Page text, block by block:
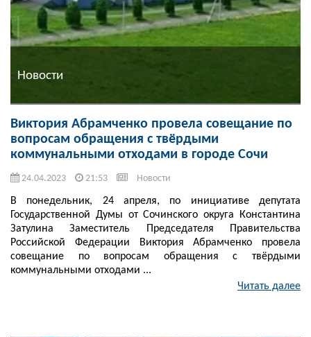
Новости
Виктория Абрамченко провела совещание по
вопросам обращения с твёрдыми
коммунальными отходами в городе Сочи
24.04.2023 21:53 Новости
В понедельник, 24 апреля, по инициативе депутата
Государственной Думы от Сочинского округа Константина
Затулина Заместитель Председателя Правительства
Российской Федерации Виктория Абрамченко провела
совещание по вопросам обращения с твёрдыми
коммунальными отходами ...
Читать далее